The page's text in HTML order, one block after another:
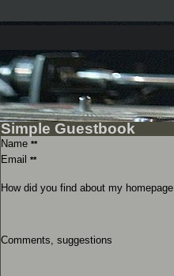
Simple Guestbook
Name **
Email **
How did you find about my homepage
Comments, suggestions